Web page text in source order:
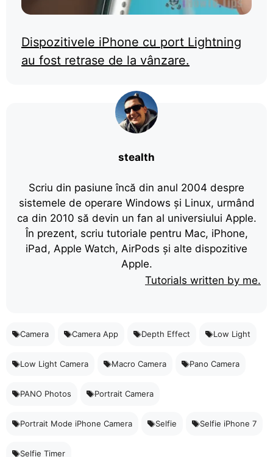
Dispozitivele iPhone cu port Lightning
au fost retrase de la vânzare.
stealth
Scriu din pasiune încă din anul 2004 despre
sistemele de operare Windows și Linux, urmând
ca din 2010 să devin un fan al universiului Apple.
În prezent, scriu tutoriale pentru Mac, iPhone,
iPad, Apple Watch, AirPods și alte dispozitive
Apple.
Tutorials written by me.
Camera Camera App Depth Effect Low Light
Low Light Camera Macro Camera Pano Camera
PANO Photos Portrait Camera
Portrait Mode iPhone Camera Selfie Selfie iPhone 7
Selfie Timer